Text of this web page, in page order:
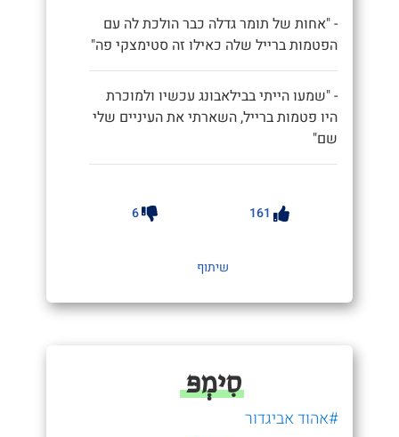
- "אחות של תומר גדלה כבר הולכת לה עם
הפטמות ברייל שלה כאילו זה סטימצקי פה"
- "שמעו הייתי בבילאבונג עכשיו ולמוכרת
היו פטמות ברייל, השארתי את העיניים שלי
שם"
161
6
שיתוף
סִימְפּ
#אהוד אביגדור